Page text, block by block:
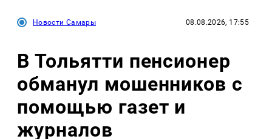
Новости Самары 08.08.2026, 17:55
В Тольятти пенсионер
обманул мошенников с
помощью газет и
журналов